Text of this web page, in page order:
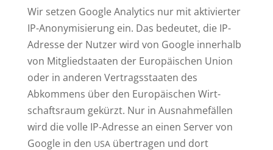
Wir setzen Google Ana­lytics nur mit akti­vierter
IP-Anony­mi­sierung ein. Das bedeutet, die IP-
Adresse der Nutzer wird von Google innerhalb
von Mit­glied­staaten der Euro­päi­schen Union
oder in anderen Ver­trags­staaten des
Abkommens über den Euro­päi­schen Wirt­
schaftsraum gekürzt. Nur in Aus­nah­me­fällen
wird die volle IP-Adresse an einen Server von
Google in den USAüber­tragen und dort